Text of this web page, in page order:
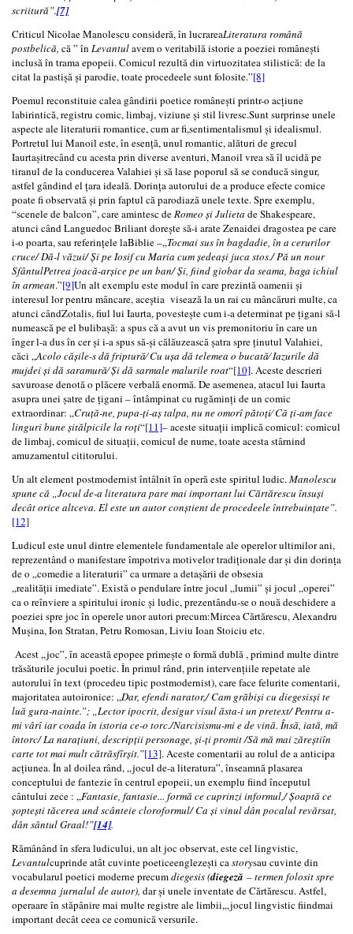
scriitură”.[7]
Criticul Nicolae Manolescu consideră, în lucrareaLiteratura română
postbelică, că ” în Levantulavem o veritabilă istorie a poeziei românești
inclusă în trama epopeii. Comicul rezultă din virtuozitatea stilistică: de la
citat la pastișă și parodie, toate procedeele sunt folosite.”[8]
Poemul reconstituie calea gândirii poetice românești printr-o acțiune
labirintică, registru comic, limbaj, viziune și stil livresc.Sunt surprinse unele
aspecte ale literaturii romantice, cum ar fi,sentimentalismul și idealismul.
Portretul lui Manoil este, în esență, unul romantic, alături de grecul
Iaurtașitrecând cu acesta prin diverse aventuri, Manoil vrea să îl ucidă pe
tiranul de la conducerea Valahiei și să lase poporul să se conducă singur,
astfel gândind el țara ideală. Dorința autorului de a produce efecte comice
poate fi observată și prin faptul că parodiază unele texte. Spre exemplu,
“scenele de balcon”, care amintesc deRomeo și Julieta de Shakespeare,
atunci când Languedoc Briliant dorește să-i arate Zenaidei dragostea pe care
i-o poarta, sau referințele laBiblie –„Tocmai sus în bagdadie, în a cerurilor
cruce/ Dă-l văzui/ Și pe Iosif cu Maria cum ședeași juca stos./ Pă un nour
SfântulPetrea joacă-arșice pe un ban/ Și, fiind giobar da seama, baga ichiul
în armean.”[9]Un alt exemplu este modul în care prezintă oamenii și
interesul lor pentru mâncare, aceștia visează la un rai cu mâncăruri multe, ca
atunci cândZotalis, fiul lui Iaurta, povestește cum i-a determinat pe ţigani să-l
numească pe el bulibaşă: a spus că a avut un vis premonitoriu în care un
înger l-a dus în cer și i-a spus să-și călăuzească şatra spre ținutul Valahiei,
căci „Acolo cășile-s dă friptură⁄ Cu uşa dă telemea o bucată⁄ Iazurile dă
mujdei și dă saramură⁄ Și dă sarmale malurile roat“[10]. Aceste descrieri
savuroase denotă o plăcere verbală enormă. De asemenea, atacul lui Iaurta
asupra unei șatre de ţigani – întâmpinat cu rugăminți de un comic
extraordinar: „Cruță-ne, pupa-ți-aș talpa, nu ne omorî pătoți⁄ Că ți-am face
linguri bune șitălpicile la roți“[11]– aceste situații implică comicul: comicul
de limbaj, comicul de situații, comicul de nume, toate acesta stârnind
amuzamentul cititorului.
Un alt element postmodernist întâlnit în operă este spiritul ludic.Manolescu
spune că „Jocul de-a literatura pare mai important lui Cărtărescu însuși
decât orice altceva. El este un autor conștient de procedeele întrebuințate”.
[12]
Ludicul este unul dintre elementele fundamentale ale operelor ultimilor ani,
reprezentând o manifestare împotriva motivelor tradiționale dar și din dorința
de o „comedie a literaturii” ca urmare a detașării de obsesia
„realității imediate”. Există o pendulare între jocul „lumii” și jocul „operei”
ca o reînviere a spiritului ironic și ludic, prezentându-se o nouă deschidere a
poeziei spre joc în operele unor autori precum:Mircea Cărtărescu, Alexandru
Mușina, Ion Stratan, Petru Romosan, Liviu Ioan Stoiciu etc.
Acest „joc”, în această epopee primește o formă dublă , primind multe dintre
trăsăturile jocului poetic. În primul rând, prin intervențiile repetate ale
autorului în text (procedeu tipic postmodernist), care face felurite comentarii,
majoritatea autoironice: „Dar, efendi narator,/ Cam grăbiși cu diegesisși te
luă gura-nainte.”; „Lector ipocrit, desigur visul ăsta-i un pretext/ Pentru a-
mi vârî iar coada în istoria ce-o torc./Narcisismu-mi e de vină. Însă, iată, mă
întorc/ La narațiuni, descripții personage, și-ți promit /Să mă mai zăreștiîn
carte tot mai mult cătrăsfîrșit.”[13]. Aceste comentarii au rolul de a anticipa
acțiunea. În al doilea rând, „jocul de-a literatura”, înseamnă plasarea
conceptului de fantezie în centrul epopeii, un exemplu fiind începutul
cântului zece : „Fantasie, fantasie... formă ce cuprinzi informul,/ Șoaptă ce
șoptești tăcerea und scânteie cloroformul/ Ca și vinul dân pocalul revărsat,
dân sântul Graal!”[14].
Rămânând în sfera ludicului, un alt joc observat, este cel lingvistic,
Levantulcuprinde atât cuvinte poeticeenglezești castorysau cuvinte din
vocabularul poetici moderne precumdiegesis (diegeză – termen folosit spre
a desemna jurnalul de autor), dar și unele inventate de Cărtărescu. Astfel,
operaare în stăpânire mai multe registre ale limbii,„jocul lingvistic fiindmai
important decât ceea ce comunică versurile.